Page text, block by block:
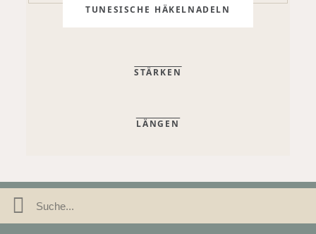
TUNESISCHE HÄKELNADELN
STÄRKEN
LÄNGEN